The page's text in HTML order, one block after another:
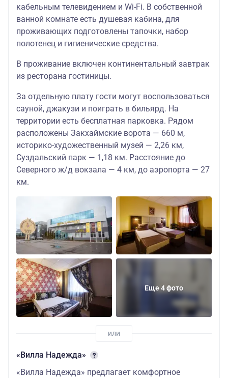
кабельным телевидением и Wi-Fi. В собственной
ванной комнате есть душевая кабина, для
проживающих подготовлены тапочки, набор
полотенец и гигиенические средства.
В проживание включен континентальный завтрак
из ресторана гостиницы.
За отдельную плату гости могут воспользоваться
сауной, джакузи и поиграть в бильярд. На
территории есть бесплатная парковка. Рядом
расположены Закхаймские ворота — 660 м,
историко-художественный музей — 2,26 км,
Суздальский парк — 1,18 км. Расстояние до
Северного ж/д вокзала — 4 км, до аэропорта — 27
км.
Еще 4 фото
«Вилла Надежда»
«Вилла Надежда» предлагает комфортное